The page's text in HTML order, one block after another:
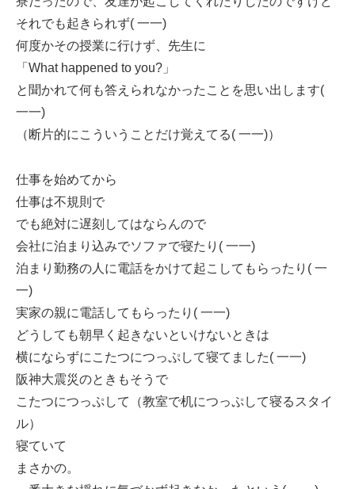
それでも起きられず( 一一)
何度かその授業に行けず、先生に
「What happened to you?」
と聞かれて何も答えられなかったことを思い出します(
一一)
（断片的にこういうことだけ覚えてる( 一一)）
仕事を始めてから
仕事は不規則で
でも絶対に遅刻してはならんので
会社に泊まり込みでソファで寝たり( 一一)
泊まり勤務の人に電話をかけて起こしてもらったり( 一
一)
実家の親に電話してもらったり( 一一)
どうしても朝早く起きないといけないときは
横にならずにこたつにつっぷして寝てました( 一一)
阪神大震災のときもそうで
こたつにつっぷして（教室で机につっぷして寝るスタイ
ル）
寝ていて
まさかの。